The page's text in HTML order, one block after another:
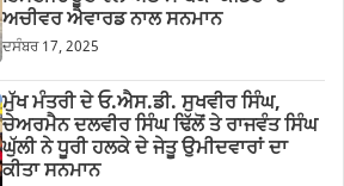
ਅਚੀਵਰ ਐਵਾਰਡ ਨਾਲ ਸਨਮਾਨ
ਦਸੰਬਰ 17, 2025
ਮੁੱਖ ਮੰਤਰੀ ਦੇ ਓ.ਐਸ.ਡੀ. ਸੁਖਵੀਰ ਸਿੰਘ,
ਚੇਅਰਮੈਨ ਦਲਵੀਰ ਸਿੰਘ ਢਿੱਲੋਂ ਤੇ ਰਾਜਵੰਤ ਸਿੰਘ
ਘੁੱਲੀ ਨੇ ਧੂਰੀ ਹਲਕੇ ਦੇ ਜੇਤੂ ਉਮੀਦਵਾਰਾਂ ਦਾ
ਕੀਤਾ ਸਨਮਾਨ